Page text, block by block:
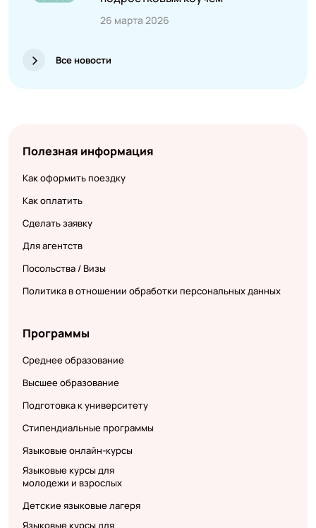
26 марта 2026
Все новости
Полезная информация
Как оформить поездку
Как оплатить
Сделать заявку
Для агентств
Посольства / Визы
Политика в отношении обработки персональных данных
Программы
Среднее образование
Высшее образование
Подготовка к университету
Стипендиальные программы
Языковые онлайн-курсы
Языковые курсы для
молодежи и взрослых
Детские языковые лагеря
Языковые курсы для